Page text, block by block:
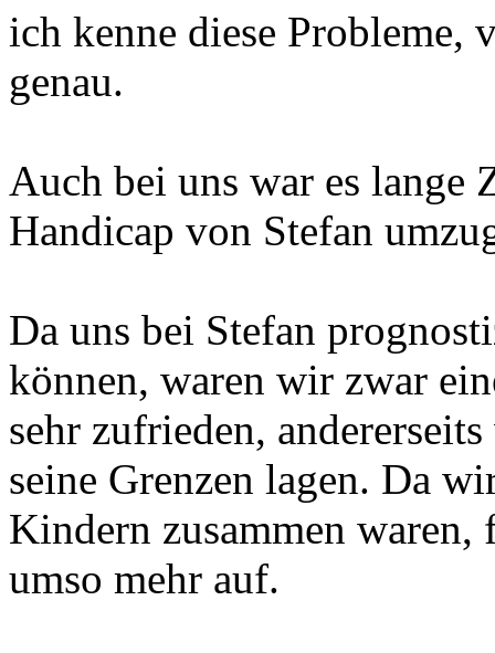
ich kenne diese Probleme,
genau.
Auch bei uns war es lange
Handicap von Stefan
Da uns bei Stefan
können, waren wir zwar
sehr zufrieden,
seine Grenzen lagen. Da
Kindern zusammen
umso mehr auf.